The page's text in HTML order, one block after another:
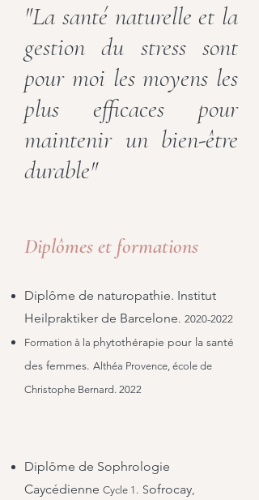
"La santé naturelle et la
gestion du stress sont
pour moi les moyens les
plus efficaces pour
maintenir un bien-être
durable"
Diplômes et formations
Diplôme de naturopathie. Institut
Heilpraktiker de Barcelone. 2020-2022
Formation à la phytothérapie pour la santé
des femmes. Althéa Provence, école de
Christophe Bernard. 2022
Diplôme de Sophrologie
Caycédienne Cycle 1 . Sofrocay,